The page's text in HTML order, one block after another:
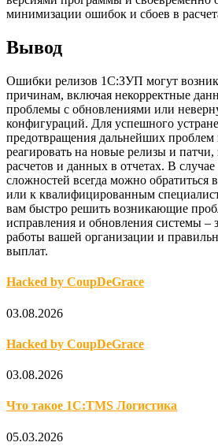
минимизации ошибок и сбоев в
Вывод
Ошибки релизов 1С:ЗУП могут
причинам, включая некорректные
проблемы с обновлениями или
конфигураций. Для успешного
предотвращения дальнейших
реагировать на новые релизы и патчи,
расчетов и данных в отчетах. В
сложностей всегда можно обратиться
или к квалифицированным
вам быстро решить возникающие
исправления и обновления системы –
работы вашей организации и
выплат.
Hacked by CoupDeGrace
03.08.2026
Hacked by CoupDeGrace
03.08.2026
Что такое 1С:TMS Логистика
05.03.2026